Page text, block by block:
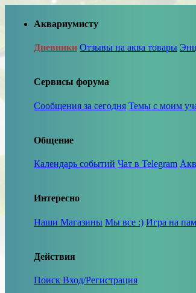
Аквариумисту
Дневники Отзывы на аква товары
Сервисы форума
Сообщения за сегодня Темы с моим
Общение
Календарь событий Чат в Telegram
Интересно
Наши Магазины Мы все :) Игра на
Действия
Поиск Вход/Регистрация